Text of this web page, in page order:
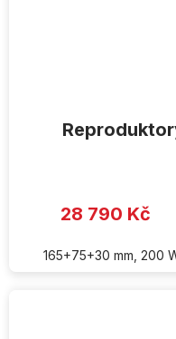
28 790 Kč
165+75+30 mm, 200